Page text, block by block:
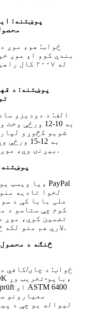
پوښتنه:
ځواب: هو، موږ
بندي کوو او موږ
له ۲۰۰۷
پوښتنه: د
الف: د دودیزو
به 10-12
شویو کڅوړو
به 12-15
بیړنۍ وي، موږ کولی شو بیړه وکړو.
لخوا تادیه
علی بابا کې د
کوم چې ستاسو د
تضمین کوي، موږ
لارې هم منو لکه څنګه چې تاسو غواړئ.
ځواب: د چای/کافي
معیارونو
لیواله یو چې د